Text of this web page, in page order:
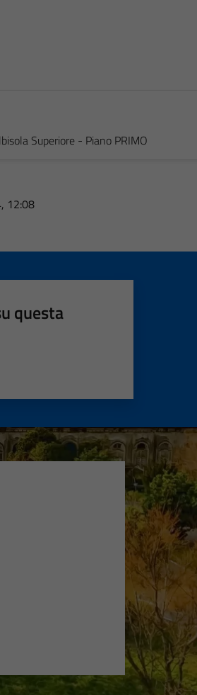
Superiore - Piano PRIMO
12:08
questa